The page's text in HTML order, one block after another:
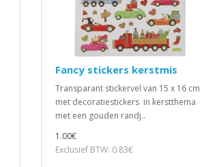
Fancy stickers kerstmis
Transparant stickervel van 15 x 16 cm
met decoratiestickers in kerstthema
met een gouden randj..
1.00€
Exclusief BTW: 0.83€